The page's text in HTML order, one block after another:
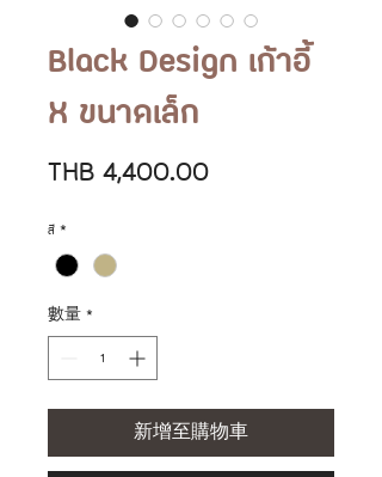
Black Design เก้าอี้
X ขนาดเล็ก
THB 4,400.00價
สี *
數量 *
新增至購物車